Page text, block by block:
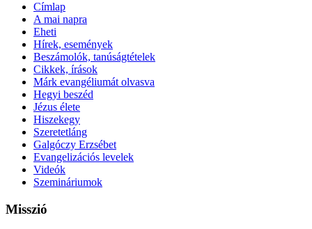
Címlap
A mai napra
Eheti
Hírek, események
Beszámolók, tanúságtételek
Cikkek, írások
Márk evangéliumát olvasva
Hegyi beszéd
Jézus élete
Hiszekegy
Szeretetláng
Galgóczy Erzsébet
Evangelizációs levelek
Videók
Szemináriumok
Misszió